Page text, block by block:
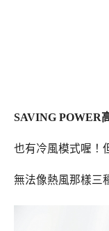
SAVING POWER
也有冷風模式喔！
無法像熱風那樣三